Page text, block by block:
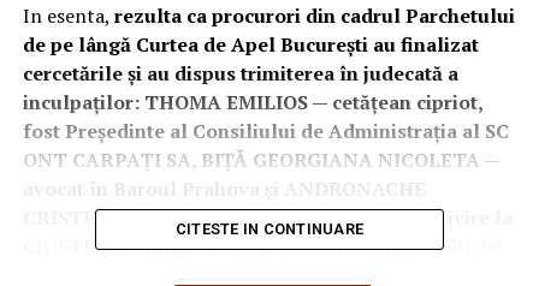
In esenta, rezulta ca procurori din cadrul Parchetului
de pe lângă Curtea de Apel București au finalizat
cercetările și au dispus trimiterea în judecată a
inculpaților: THOMA EMILIOS — cetățean cipriot,
fost Președinte al Consiliului de Administrația al SC
ONT CARPAȚI SA, BIȚĂ GEORGIANA NICOLETA —
CRISTINA — avocat în Baroul București, cu privire la
CRISTINA retinandu-se cai-ar fi ajutat pe ceilalti doi
CITESTE IN CONTINUARE